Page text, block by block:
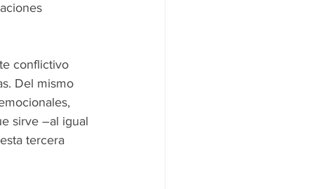
conflictivo
Del mismo
sirve –al igual
tercera